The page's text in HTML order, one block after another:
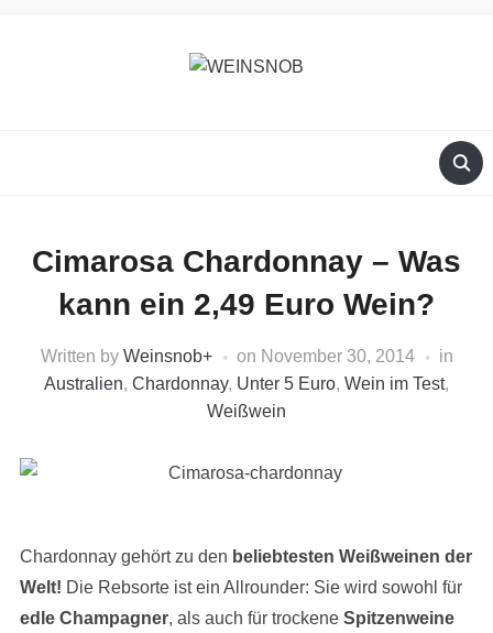
Cimarosa Chardonnay – Was
kann ein 2,49 Euro Wein?
Written by Weinsnob+ on November 30, 2014
in
Australien, Chardonnay, Unter 5 Euro, Wein im Test,
Weißwein
Chardonnay gehört zu den beliebtesten Weißweinen der
Welt! Die Rebsorte ist ein Allrounder: Sie wird sowohl für
edle Champagner, als auch für trockene Spitzenweine